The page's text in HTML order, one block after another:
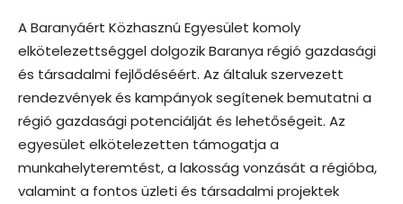
A Baranyáért Közhasznú Egyesület komoly
elkötelezettséggel dolgozik Baranya régió gazdasági
és társadalmi fejlődéséért. Az általuk szervezett
rendezvények és kampányok segítenek bemutatni a
régió gazdasági potenciálját és lehetőségeit. Az
egyesület elkötelezetten támogatja a
munkahelyteremtést, a lakosság vonzását a régióba,
valamint a fontos üzleti és társadalmi projektek